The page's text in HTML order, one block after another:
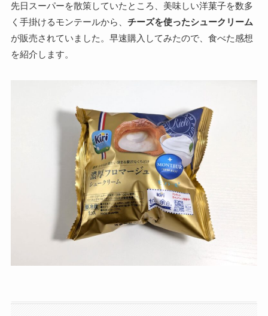
先日スーパーを散策していたところ、美味しい洋菓子を数多
く手掛けるモンテールから、 チーズを使ったシュークリーム
が販売されていました。早速購入してみたので、食べた感想
を紹介します。